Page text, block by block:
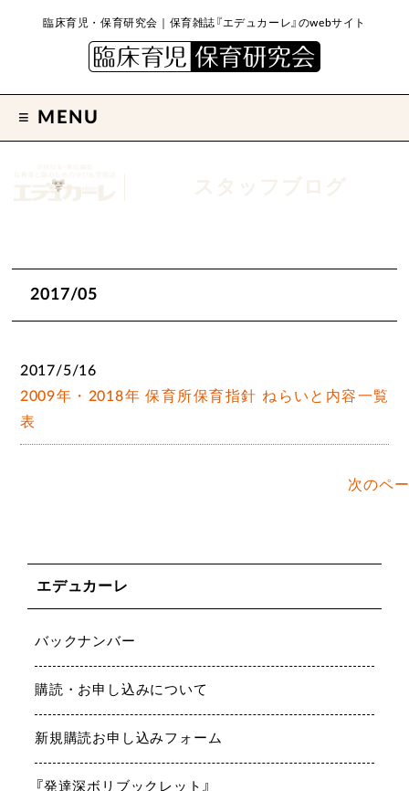
臨床育児・保育研究会｜保育雑誌『エデュカーレ』のwebサイト
MENU
2017/05
2017/5/16
2009年・2018年 保育所保育指針 ねらいと内容一覧
表
次のペ
エデュカーレ
バックナンバー
購読・お申し込みについて
新規購読お申し込みフォーム
『発達深ボリブックレット』